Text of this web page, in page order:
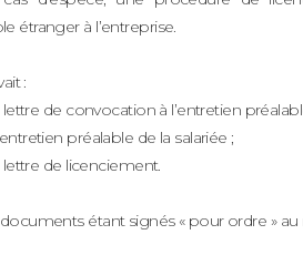
étranger à l’entreprise.
:
lettre de convocation à l’entretien
préalable de la salariée ;
lettre de licenciement.
étant signés « pour ordre »